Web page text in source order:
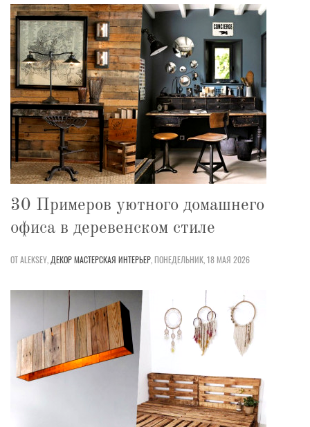
30 Примеров уютного домашнего
офиса в деревенском стиле
ОТ ALEKSEY,ДЕКОРМАСТЕРСКАЯ ИНТЕРЬЕР,ПОНЕДЕЛЬНИК, 18 МАЯ 2026